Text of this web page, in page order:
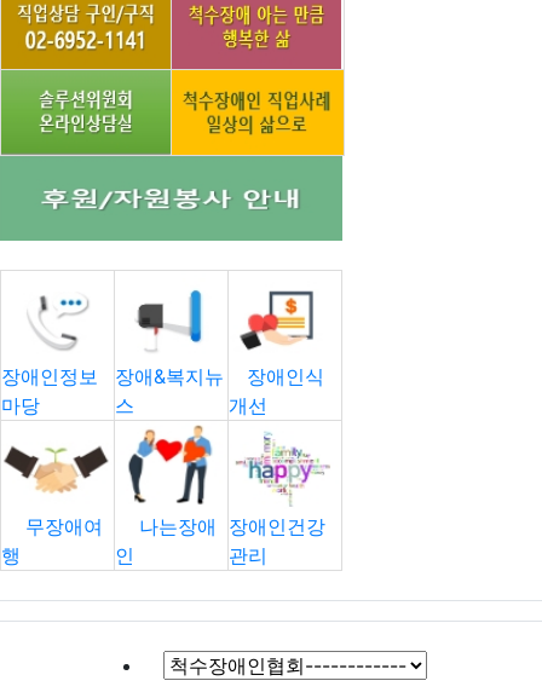
장애인정보
마당
장애&복지뉴
스
장애인식
개선
무장애여
행
나는장애
인
장애인건강
관리